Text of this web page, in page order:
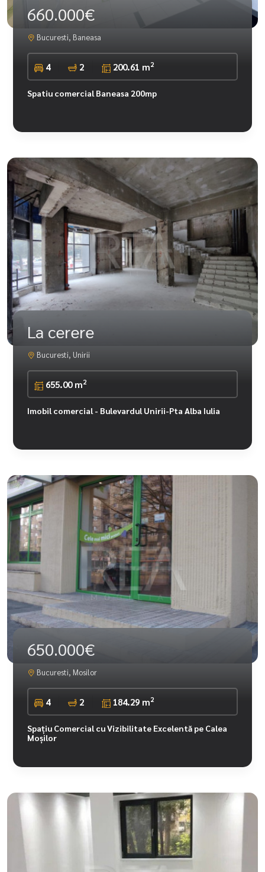
660.000€
Bucuresti, Baneasa
4 2 200.61 m2
Spatiu comercial Baneasa 200mp
La cerere
Bucuresti, Unirii
655.00 m2
Imobil comercial - Bulevardul Unirii-Pta Alba Iulia
650.000€
Bucuresti, Mosilor
4 2 184.29 m2
Spațiu Comercial cu Vizibilitate Excelentă pe Calea
Moșilor